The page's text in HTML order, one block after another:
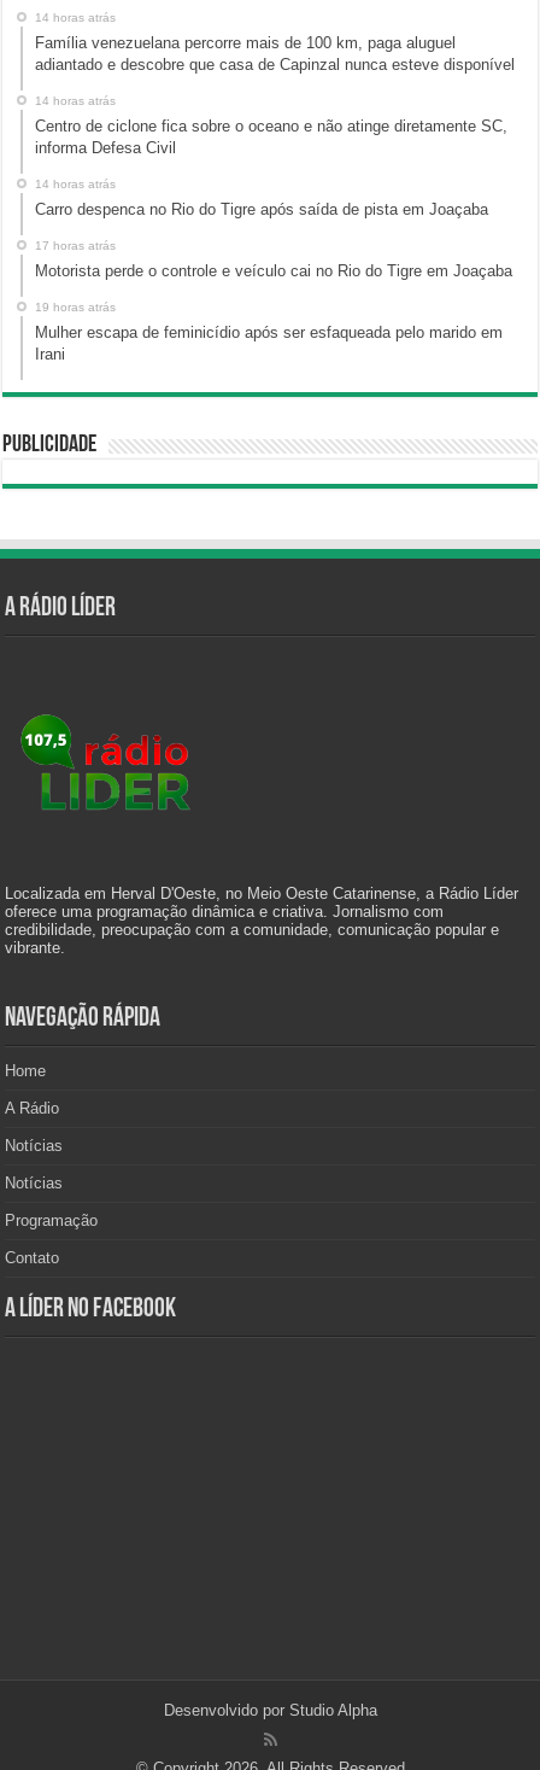
14 horas atrás
Família venezuelana percorre mais de 100 km, paga aluguel
adiantado e descobre que casa de Capinzal nunca esteve disponível
14 horas atrás
Centro de ciclone fica sobre o oceano e não atinge diretamente SC,
informa Defesa Civil
14 horas atrás
Carro despenca no Rio do Tigre após saída de pista em Joaçaba
17 horas atrás
Motorista perde o controle e veículo cai no Rio do Tigre em Joaçaba
19 horas atrás
Mulher escapa de feminicídio após ser esfaqueada pelo marido em
Irani
Publicidade
A Rádio Líder
Localizada em Herval D'Oeste, no Meio Oeste Catarinense, a Rádio Líder
oferece uma programação dinâmica e criativa. Jornalismo com
credibilidade, preocupação com a comunidade, comunicação popular e
vibrante.
Navegação Rápida
Home
A Rádio
Notícias
Notícias
Programação
Contato
A Líder no Facebook
Desenvolvido por Studio Alpha